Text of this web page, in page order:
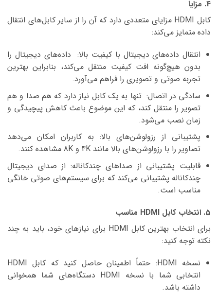
4. مزایا
کابل HDMI مزایای متعددی دارد که آن را از سایر کابل‌های انتقال
داده متمایز می‌کند:
انتقال داده‌های دیجیتال با کیفیت بالا: داده‌های دیجیتال را
بدون هیچ‌گونه افت کیفیت منتقل می‌کند، بنابراین بهترین
تجربه صوتی و تصویری را فراهم می‌آورد.
سادگی در اتصال: تنها به یک کابل نیاز دارد که هم صدا و هم
تصویر را منتقل کند، که این موضوع باعث کاهش پیچیدگی و
زمان نصب می‌شود.
پشتیبانی از رزولوشن‌های بالا: به کاربران امکان می‌دهد
تصاویر را با رزولوشن‌های بالا مانند 4K و 8K مشاهده کنند.
قابلیت پشتیبانی از صداهای چندکاناله: از صدای دیجیتال
چندکاناله پشتیبانی می‌کند که برای سیستم‌های صوتی خانگی
مناسب است.
5. انتخاب کابل HDMI مناسب
برای انتخاب بهترین کابل HDMI برای نیازهای خود، باید به چند
نکته توجه کنید:
نسخه HDMI: حتماً اطمینان حاصل کنید که کابل HDMI
انتخابی شما با نسخه HDMI دستگاه‌های شما همخوانی
داشته باشد.